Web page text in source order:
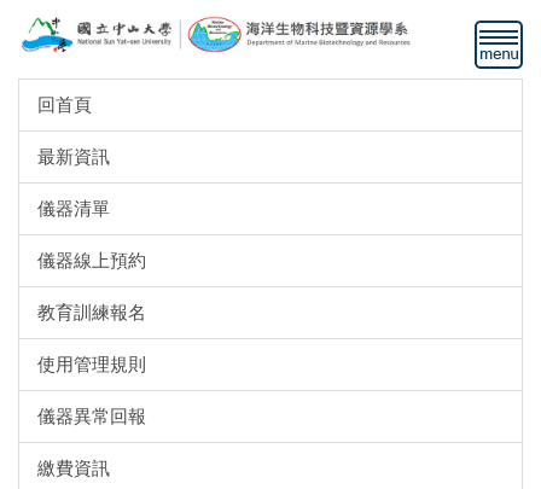
到
回首頁
最新資訊
儀器清單
儀器線上預約
教育訓練報名
使用管理規則
儀器異常回報
繳費資訊